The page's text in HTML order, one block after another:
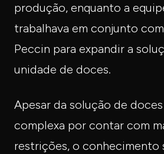
produção, enquanto a
trabalhava em conjunto
Peccin para expandir a
unidade de doces.
Apesar da solução de
complexa por contar com
restrições, o conhecimento